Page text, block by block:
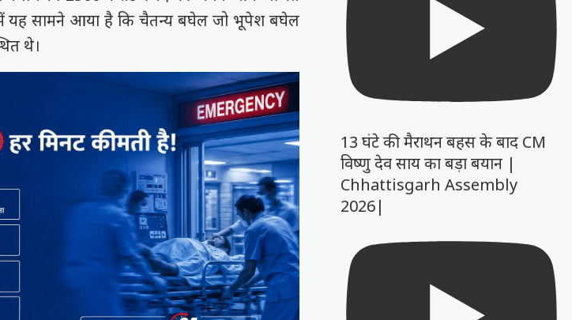
यह सामने आया है कि चैतन्य बघेल जो भूपेश बघेल
थे।
13 घंटे की मैराथन बहस के बाद CM
विष्णु देव साय का बड़ा बयान |
Chhattisgarh Assembly
2026|